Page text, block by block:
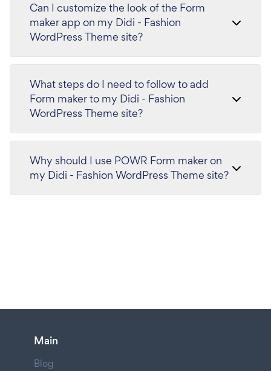
Can I customize the look of the Form
maker app on my Didi - Fashion
WordPress Theme site?
What steps do I need to follow to add
Form maker to my Didi - Fashion
WordPress Theme site?
Why should I use POWR Form maker on
my Didi - Fashion WordPress Theme site?
Main
Blog